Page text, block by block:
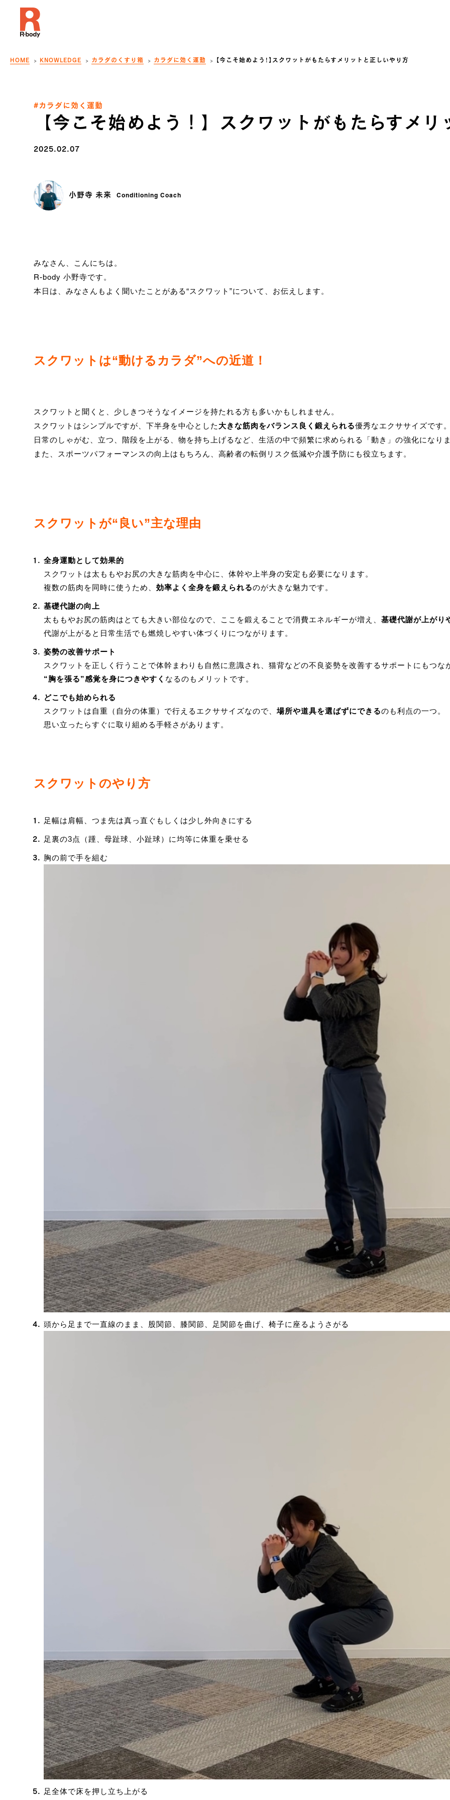
HOME KNOWLEDGE カラダのくすり箱 カラダに効く運動 【今こそ始めよう！】スクワットがもたらすメリットと正しいやり方
#カラダに効く運動
【今こそ始めよう！】スクワットがもたらすメリ
2025.02.07
小野寺 未来 Conditioning Coach
みなさん、こんにちは。
R-body 小野寺です。
本日は、みなさんもよく聞いたことがある“スクワット”について、お伝えします。
スクワットは“動けるカラダ”への近道！
スクワットと聞くと、少しきつそうなイメージを持たれる方も多いかもしれません。
スクワットはシンプルですが、下半身を中心とした 大きな筋肉をバランス良く鍛えられる優秀なエクササイズです。
日常のしゃがむ、立つ、階段を上がる、物を持ち上げるなど、生活の中で頻繁に求められる「動き」の強化になりま
また、スポーツパフォーマンスの向上はもちろん、高齢者の転倒リスク低減や介護予防にも役立ちます。
スクワットが“良い”主な理由
全身運動として効果的
スクワットは太ももやお尻の大きな筋肉を中心に、体幹や上半身の安定も必要になります。
複数の筋肉を同時に使うため、効率よく全身を鍛えられるのが大きな魅力です。
基礎代謝の向上
太ももやお尻の筋肉はとても大きい部位なので、ここを鍛えることで消費エネルギーが増え、基礎代謝が上がり
代謝が上がると日常生活でも燃焼しやすい体づくりにつながります。
姿勢の改善サポート
スクワットを正しく行うことで体幹まわりも自然に意識され、猫背などの不良姿勢を改善するサポートにもつな
“胸を張る”感覚を身につきやすく なるのもメリットです。
どこでも始められる
スクワットは自重（自分の体重）で行えるエクササイズなので、場所や道具を選ばずにできるのも利点の一つ。
思い立ったらすぐに取り組める手軽さがあります。
スクワットのやり方
足幅は肩幅、つま先は真っ直ぐもしくは少し外向きにする
足裏の3点（踵、母趾球、小趾球）に均等に体重を乗せる
胸の前で手を組む
頭から足まで一直線のまま、股関節、膝関節、足関節を曲げ、椅子に座るようさがる
足全体で床を押し立ち上がる